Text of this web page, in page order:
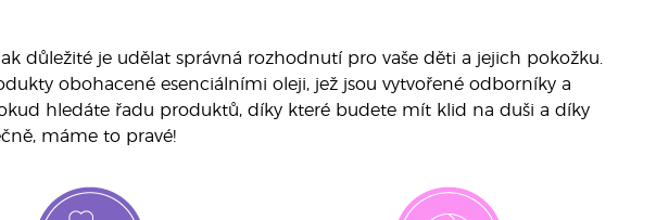
důležité je udělat správná rozhodnutí pro vaše děti a jejich pokožku.
obohacené esenciálními oleji, jež jsou vytvořené odborníky a
hledáte řadu produktů, díky které budete mít klid na duši a díky
máme to pravé!